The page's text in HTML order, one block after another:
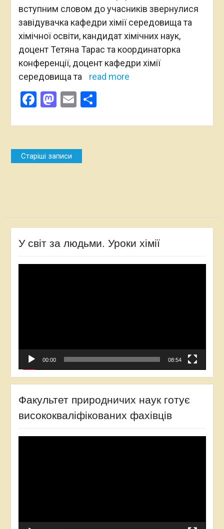
вступним словом до учасників звернулися
завідувачка кафедри хімії середовища та
хімічної освіти, кандидат хімічних наук,
доцент Тетяна Тарас та координаторка
конференції, доцент кафедри хімії
середовища та
read more
Facebook
Mastodon
EmailПоділитися
Навігація
за
Старіші записи
У світ за людьми. Уроки хімії
00:00 08:54
Факультет природничих наук готує
висококваліфікованих фахівців